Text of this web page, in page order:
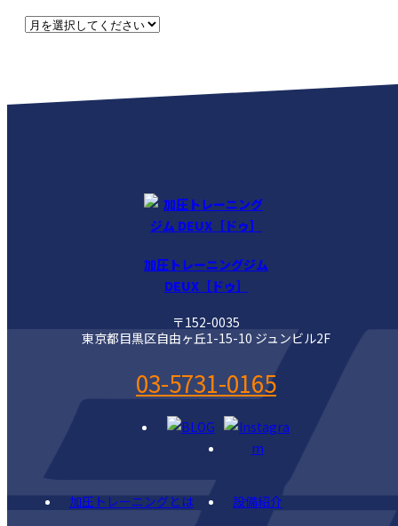
加圧トレーニングジム
DEUX［ドゥ］
〒152-0035
東京都目黒区自由ヶ丘1-15-10 ジュンビル2F
03-5731-0165
加圧トレーニングとは
設備紹介